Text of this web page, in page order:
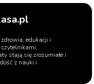
edukacji i
stają się zrozumiałe i
z nauki i